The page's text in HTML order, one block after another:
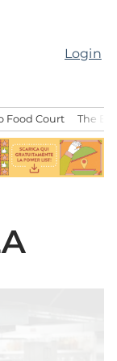
Login
Food Court The